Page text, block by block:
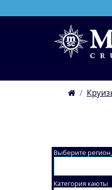
Выберите
Категория каюты